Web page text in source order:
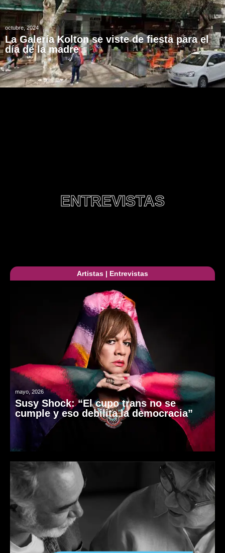
octubre, 2024
La Galería Kolton se viste de fiesta para el
día de la madre
ENTREVISTAS
Artistas | Entrevistas
mayo, 2026
Susy Shock: “El cupo trans no se
cumple y eso debilita la democracia”